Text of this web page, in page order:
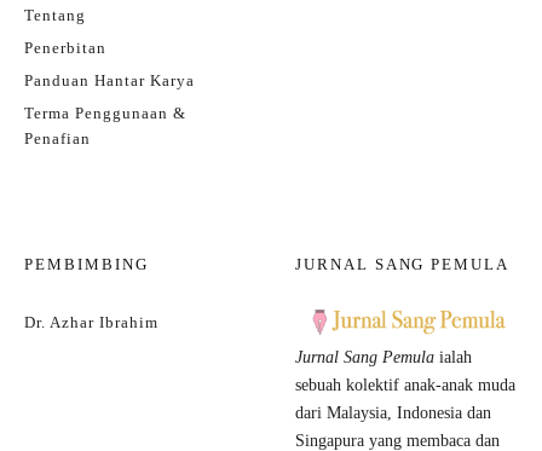
Tentang
Penerbitan
Panduan Hantar Karya
Terma Penggunaan &
Penafian
PEMBIMBING
Dr. Azhar Ibrahim
JURNAL SANG PEMULA
Jurnal Sang Pemula ialah
sebuah kolektif anak-anak muda
dari Malaysia, Indonesia dan
Singapura yang membaca dan